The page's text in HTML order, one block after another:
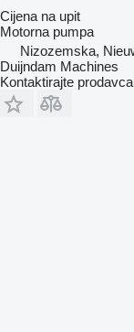
Cijena na upit
Motorna pumpa
Nizozemska,
Duijndam Machines
Kontaktirajte prodavca